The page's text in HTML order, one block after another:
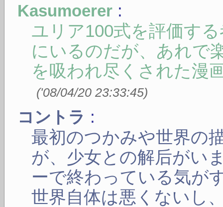
Kasumoerer :
ユリア100式を評価す
にいるのだが、あれで
を吸われ尽くされた漫
('08/04/20 23:33:45)
コントラ :
最初のつかみや世界の
が、少女との解后がい
ーで終わっている気が
世界自体は悪くないし